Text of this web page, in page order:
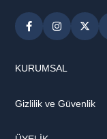
KURUMSAL
Gizlilik ve Güvenlik